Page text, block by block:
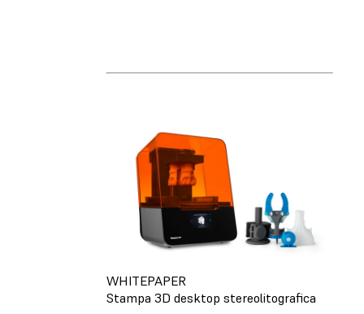
WHITEPAPER
Stampa 3D desktop stereolitografica